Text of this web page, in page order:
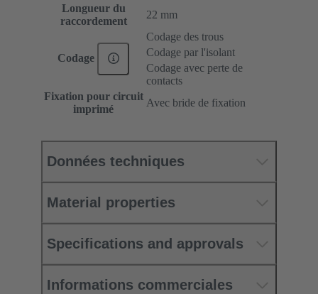
Longueur du
raccordement
22 mm
Codage
Codage des trous
Codage par l'isolant
Codage avec perte de
contacts
Fixation pour circuit
imprimé
Avec bride de fixation
Données techniques
Material properties
Specifications and approvals
Informations commerciales